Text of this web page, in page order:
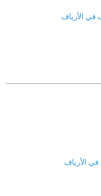
في الأرياف
الأرياف